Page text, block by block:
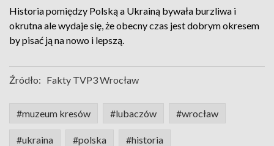
Historia pomiędzy Polską a Ukrainą bywała burzliwa i
okrutna ale wydaje się, że obecny czas jest dobrym okresem
by pisać ją na nowo i lepszą.
Źródło: Fakty TVP3 Wrocław
#muzeum kresów #lubaczów #wrocław
#ukraina #polska #historia